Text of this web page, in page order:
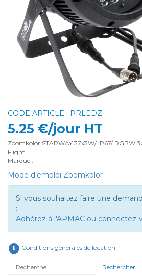
CODE ARTICLE : PRLEDZ
5.25 €/jour HT
Zoomkolor STARWAY 37x3W/ IP67/ RGBW
Flight
Marque :
Mode d’emploi Zoomkolor
Si vous souhaitez faire une
:
Adhérez à l'APMAC ou connectez-
Conditions générales de location
Rechercher